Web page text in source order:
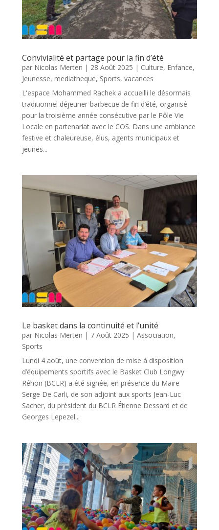
Convivialité et partage pour la fin d’été
par Nicolas Merten | 28 Août 2025 | Culture, Enfance,
Jeunesse, mediatheque, Sports, vacances
L'espace Mohammed Rachek a accueilli le désormais
traditionnel déjeuner-barbecue de fin d’été, organisé
pour la troisième année consécutive par le Pôle Vie
Locale en partenariat avec le COS. Dans une ambiance
festive et chaleureuse, élus, agents municipaux et
jeunes...
Le basket dans la continuité et l’unité
par Nicolas Merten | 7 Août 2025 | Association,
Sports
Lundi 4 août, une convention de mise à disposition
d’équipements sportifs avec le Basket Club Longwy
Réhon (BCLR) a été signée, en présence du Maire
Serge De Carli, de son adjoint aux sports Jean-Luc
Sacher, du président du BCLR Étienne Dessard et de
Georges Lepezel...